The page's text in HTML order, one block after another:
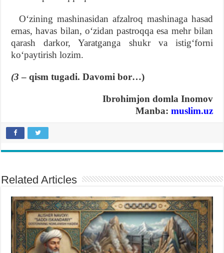
Oʻzining mashinasidan afzalroq mashinaga hasad
emas, havas bilan, oʻzidan pastroqqa esa mehr bilan
qarash darkor, Yaratganga shukr va istigʻforni
koʻpaytirish lozim.
(3– qism tugadi.Davomi bor…)
Ibrohimjon domla Inomov
Manba: muslim.uz
Related Articles